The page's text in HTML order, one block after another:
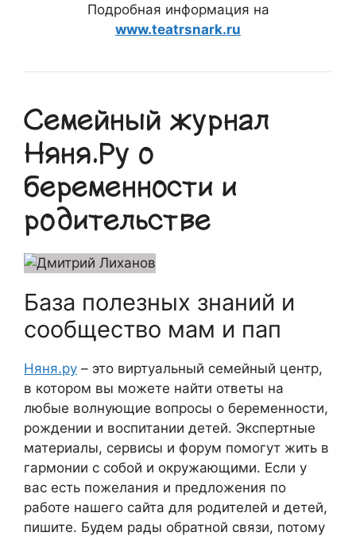
Подробная информация на
www.teatrsnark.ru
Семейный журнал
Няня.Ру о
беременности и
родительстве
База полезных знаний и
сообщество мам и пап
Няня.ру – это виртуальный семейный центр,
в котором вы можете найти ответы на
любые волнующие вопросы о беременности,
рождении и воспитании детей. Экспертные
материалы, сервисы и форум помогут жить в
гармонии с собой и окружающими. Если у
вас есть пожелания и предложения по
работе нашего сайта для родителей и детей,
пишите. Будем рады обратной связи, потому